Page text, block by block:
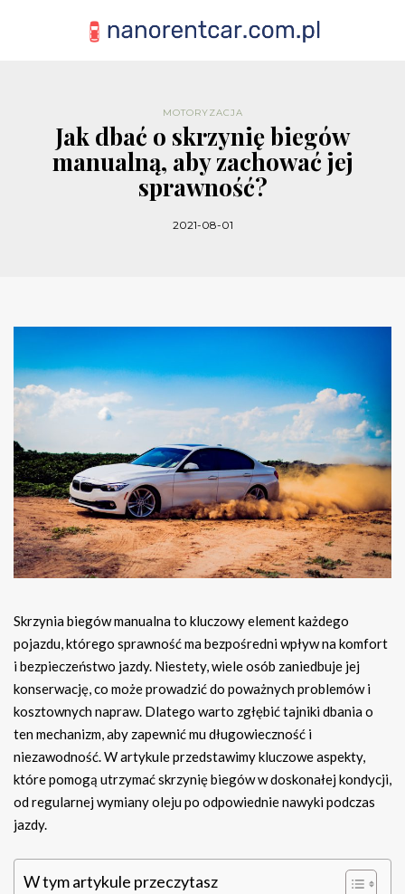
MOTORYZACJA
Jak dbać o skrzynię biegów
manualną, aby zachować jej
sprawność?
2021-08-01
Skrzynia biegów manualna to kluczowy element każdego
pojazdu, którego sprawność ma bezpośredni wpływ na komfort
i bezpieczeństwo jazdy. Niestety, wiele osób zaniedbuje jej
konserwację, co może prowadzić do poważnych problemów i
kosztownych napraw. Dlatego warto zgłębić tajniki dbania o
ten mechanizm, aby zapewnić mu długowieczność i
niezawodność. W artykule przedstawimy kluczowe aspekty,
które pomogą utrzymać skrzynię biegów w doskonałej kondycji,
od regularnej wymiany oleju po odpowiednie nawyki podczas
jazdy.
W tym artykule przeczytasz